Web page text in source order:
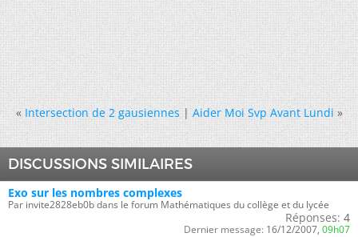
« Intersection de 2 gausiennes|Aider Moi Svp Avant Lundi »
DISCUSSIONS SIMILAIRES
Exo sur les nombres complexes
Par invite2828eb0b dans le forum Mathématiques du collège et du lycée
Réponses: 4
Dernier message: 16/12/2007, 09h07